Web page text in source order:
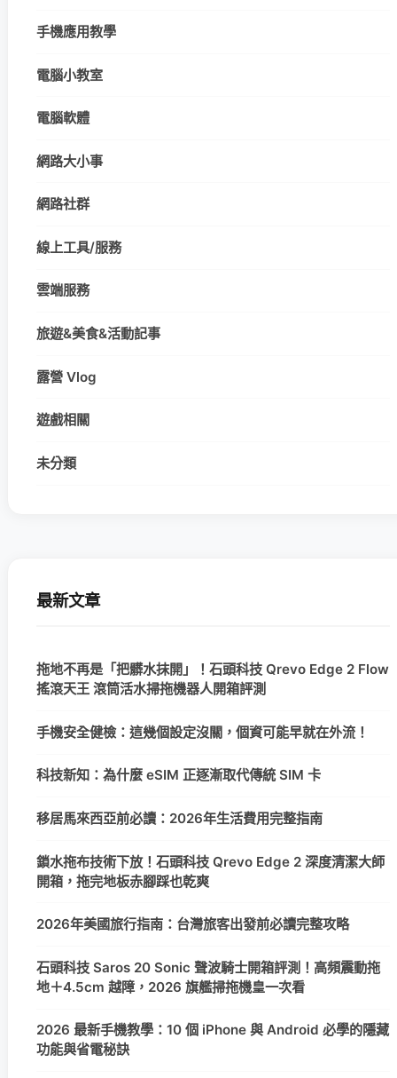
手機應用教學
電腦小教室
電腦軟體
網路大小事
網路社群
線上工具/服務
雲端服務
旅遊&美食&活動記事
露營 Vlog
遊戲相關
未分類
最新文章
拖地不再是「把髒水抹開」！石頭科技 Qrevo Edge 2 Flow
搖滾天王 滾筒活水掃拖機器人開箱評測
手機安全健檢：這幾個設定沒關，個資可能早就在外流！
科技新知：為什麼 eSIM 正逐漸取代傳統 SIM 卡
移居馬來西亞前必讀：2026年生活費用完整指南
鎖水拖布技術下放！石頭科技 Qrevo Edge 2 深度清潔大師
開箱，拖完地板赤腳踩也乾爽
2026年美國旅行指南：台灣旅客出發前必讀完整攻略
石頭科技 Saros 20 Sonic 聲波騎士開箱評測！高頻震動拖
地＋4.5cm 越障，2026 旗艦掃拖機皇一次看
2026 最新手機教學：10 個 iPhone 與 Android 必學的隱藏
功能與省電秘訣